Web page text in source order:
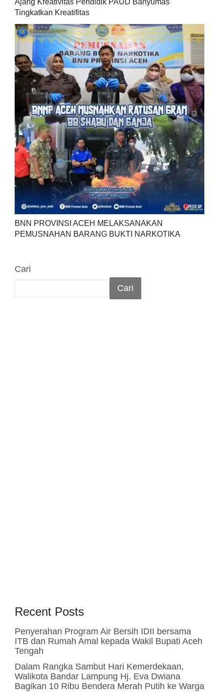
Ajang Kreativitas Pendidik PAUD Banyumas
Tingkatkan Kreatifitas
BNN PROVINSI ACEH MELAKSANAKAN
PEMUSNAHAN BARANG BUKTI NARKOTIKA
Cari
Cari
Recent Posts
Penyerahan Program Air Bersih IDII bersama
ITB dan Rumah Amal kepada Wakil Bupati Aceh
Tengah
Dalam Rangka Sambut Hari Kemerdekaan,
Walikota Bandar Lampung Hj. Eva Dwiana
Bagikan 10 Ribu Bendera Merah Putih ke Warga